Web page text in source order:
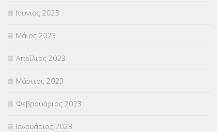
Ιούνιος 2023
Μάιος 2023
Απρίλιος 2023
Μάρτιος 2023
Φεβρουάριος 2023
Ιανουάριος 2023